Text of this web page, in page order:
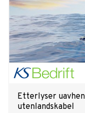
Etterlyser
utenlandskabel